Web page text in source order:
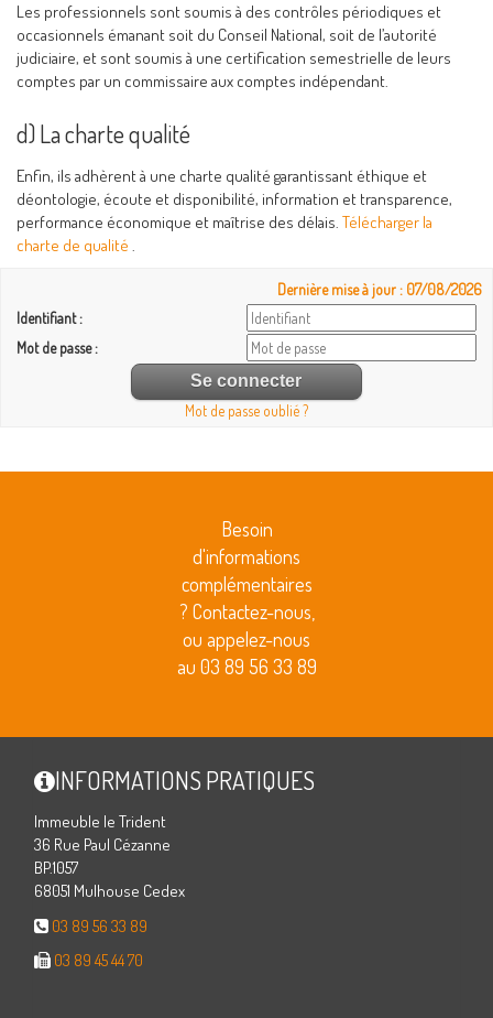
Les professionnels sont soumis à des contrôles périodiques et
occasionnels émanant soit du Conseil National, soit de l’autorité
judiciaire, et sont soumis à une certification semestrielle de leurs
comptes par un commissaire aux comptes indépendant.
d) La charte qualité
Enfin, ils adhèrent à une charte qualité garantissant éthique et
déontologie, écoute et disponibilité, information et transparence,
performance économique et maîtrise des délais. Télécharger la
charte de qualité
Dernière mise à jour : 07/08/2026
Identifiant :
Mot de passe :
Mot de passe oublié ?
Besoin
d'informations
complémentaires
? Contactez-nous,
ou appelez-nous
au 03 89 56 33 89
INFORMATIONS PRATIQUES
Immeuble le Trident
36 Rue Paul Cézanne
BP.1057
68051 Mulhouse Cedex
03 89 56 33 89
03 89 45 44 70